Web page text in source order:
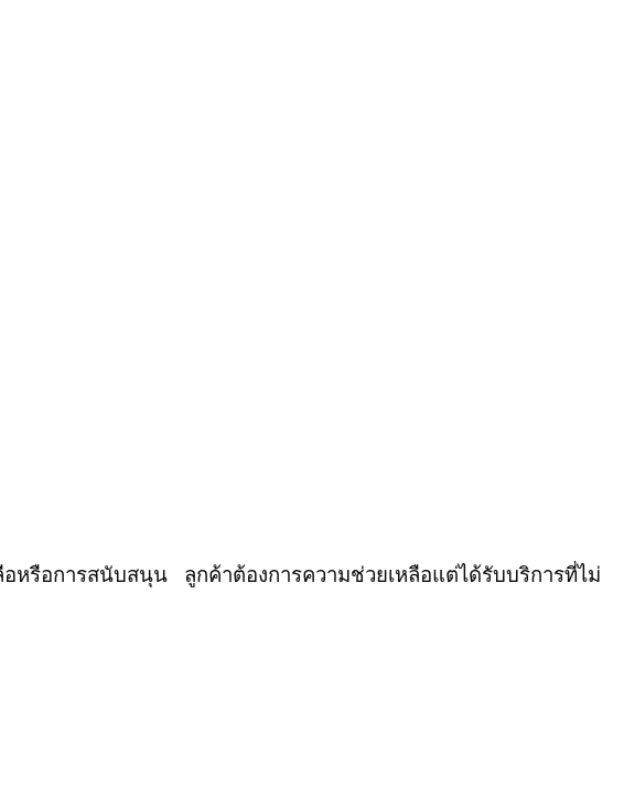
อหรือการสนับสนุน ลูกค้าต้องการความช่วยเหลือแต่ได้รับบริการที่ไม่